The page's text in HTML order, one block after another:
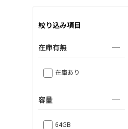
絞り込み項目
在庫有無
在庫あり
容量
64GB